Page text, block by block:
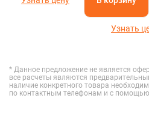
Узнать
* Данное предложение не является
все расчеты являются
наличие конкретного товара
по контактным телефонам и с